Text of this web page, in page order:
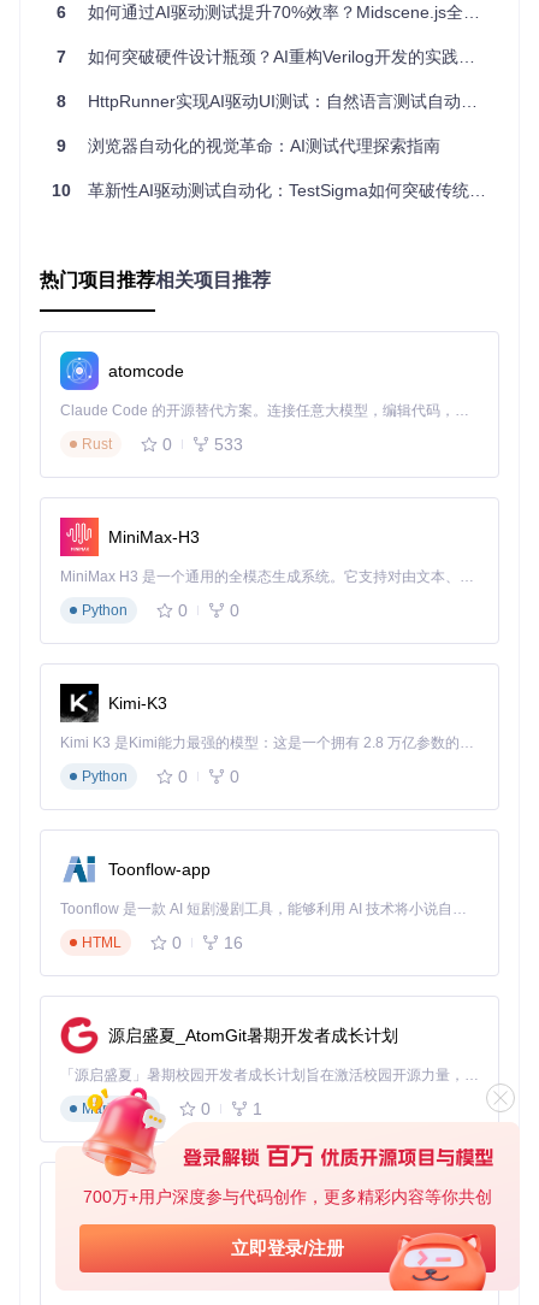
700万+用户深度参与代码创作，更多精彩内容等你共创
立即登录/注册
本。
实战场景拆解：如何解决电商和金融应用的测试
难题？
场景一：电商平台商品搜索与比价测试
以eBay平台为例，传统测试需要编写复杂脚本来定位搜索框、
操作步骤：
准备 ：启动Midscene.js Playground，连接测试环境
执行
：在Prompt框输入"搜索'Headphones'并获取前5个商
验证：系统自动生成测试报告，包含每个步骤的执行结果
和截图
场景二：金融应用转账流程测试
金融应用对测试准确性要求极高，传统测试需要大量断言来验
证每一步操作的正确性。Midscene.js通过智能断言功能，能
够自动识别金额、账户信息等关键数据并进行验证。
为什么这么做
：金融应用测试中，人工编写断言容易遗漏
边界条件，而AI驱动的智能断言能够基于上下文自动识别
需要验证的关键信息，提高测试覆盖率。
未来演进方向：测试自动化将走向何方？
面变化风险
略
多模态交互 ：结合语音、图像等多种输入方式，进一步降
如何快速上手Midscene.js？
环境准备
# 克隆项目
git
clone
midscene
# 安装依赖
6 如何通过AI驱动测试提升70%效率？Midscene.js全场景应用指南
7 如何突破硬件设计瓶颈？AI重构Verilog开发的实践指南
8 HttpRunner实现AI驱动UI测试：自然语言测试自动化的技术实践
9 浏览器自动化的视觉革命：AI测试代理探索指南
10 革新性AI驱动测试自动化：TestSigma如何突破传统测试效率瓶颈
热门项目推荐相关项目推荐
atomcode
Claude Code 的开源替代方案。连接任意大模型，编辑代码，运行命令，自动验证 — 全自动执行。用 Rust 构建，极致性能。 ｜ An open-source alternative to Claude Code. Connect any LLM, edit code, run commands, and verify changes — autonomously. Built in Rust for speed. Get Started
Rust
0 533
MiniMax-H3
MiniMax H3 是一个通用的全模态生成系统。它支持对由文本、图像、视频和音频组成的多模态上下文进行统一理解，并能生成分辨率高达 2K、时长可达 15 秒的带原生立体声音频的视频。得益于面向任务泛化的系统设计，H3 在预训练阶段就已具备广泛的多模态上下文理解与生成能力，能够出色地执行复杂的多模态指令。
Python
0 0
Kimi-K3
Kimi K3 是Kimi能力最强的模型：这是一个拥有 2.8 万亿参数的混合专家（MoE）模型，具备原生视觉理解能力，并支持 100 万 token 的上下文窗口。
Python
0 0
Toonflow-app
Toonflow 是一款 AI 短剧漫剧工具，能够利用 AI 技术将小说自动转化为剧本，并结合 AI 生成的图片和视频，实现高效的短剧创作。借助 Toonflow，可以轻松完成从文字到影像的全流程，让短剧制作变得更加智能与便捷。
HTML
0 16
源启盛夏_AtomGit暑期开发者成长计划
「源启盛夏」暑期校园开发者成长计划旨在激活校园开源力量，通过积分激励、认证扶持、资源倾斜等形式，引导高校组织和开发者完成「入驻 — 建项目 — 做贡献 — 获认证 — 得资源」的完整闭环。无论你是想带领社团入驻平台的组织者，还是希望用代码贡献证明自己的开发者，都能在这里找到属于你的成长路径。
Markdown
0 1
AionUi
免费、本地、开源的 24/7 全天候 Cowork 应用，以及适用于 Gemini CLI、Claude Code、Codex、OpenCode、Qwen Code、Goose CLI、Auggie 等的 OpenClaw | 🌟 喜欢就点star吧
TypeScript
0 6